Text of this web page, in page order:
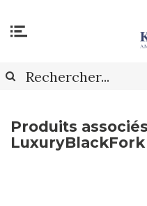
Produits
LuxuryBlackFork